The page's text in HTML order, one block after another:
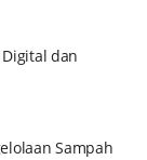
dan
Sampah